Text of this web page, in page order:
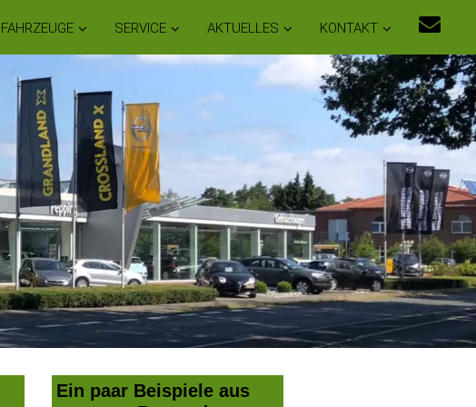
FAHRZEUGE SERVICE AKTUELLES KONTAKT
Ein paar Beispiele aus